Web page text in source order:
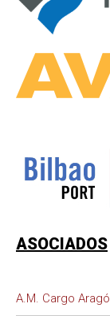
ASOCIADOS
A.M. Cargo